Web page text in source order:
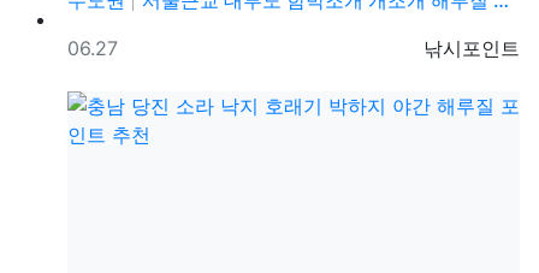
등록자
낚시포인트
등록일
06.27